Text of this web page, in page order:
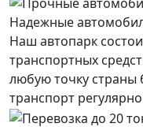
Надежные
Наш автопарк
транспортных
любую точку страны
транспорт